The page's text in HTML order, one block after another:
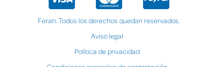
Feran. Todos los derechos quedan reservados.
Aviso legal
Política de privacidad